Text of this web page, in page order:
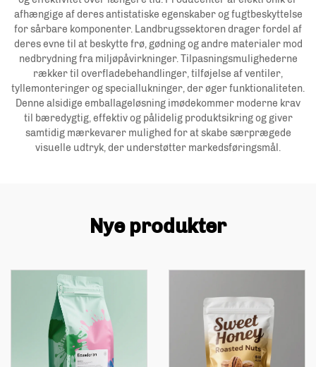
afhængige af deres antistatiske egenskaber og fugtbeskyttelse
for sårbare komponenter. Landbrugssektoren drager fordel af
deres evne til at beskytte frø, gødning og andre materialer mod
nedbrydning fra miljøpåvirkninger. Tilpasningsmulighederne
rækker til overfladebehandlinger, tilføjelse af ventiler,
tyllemonteringer og speciallukninger, der øger funktionaliteten.
Denne alsidige emballageløsning imødekommer moderne krav
til bæredygtig, effektiv og pålidelig produktsikring og giver
samtidig mærkevarer mulighed for at skabe særprægede
visuelle udtryk, der understøtter markedsføringsmål.
Nye produkter